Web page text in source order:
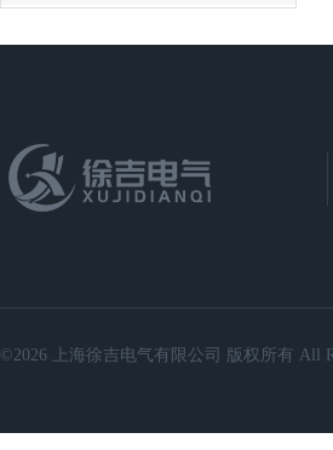
©2026 上海徐吉电气有限公司 版权所有 All